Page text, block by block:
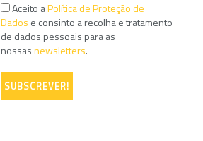
Aceito aPolítica de Proteção de
Dados e consinto a recolha e tratamento
de dados pessoais para as
nossasnewsletters.